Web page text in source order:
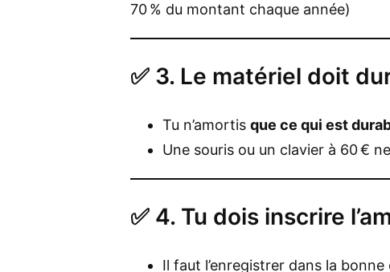
70 % du montant chaque année)
✅ 3. Le matériel doit
Tu n’amortis que ce qui est
Une souris ou un clavier à 60 €
✅ 4. Tu dois inscrire
Il faut l’enregistrer dans la